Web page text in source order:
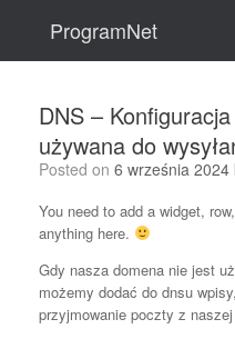
ProgramNet
DNS –
używana do
Posted on 6 września 2024
You need to add a widget,
anything here.
Gdy nasza domena nie jest
możemy dodać do dnsu
przyjmowanie poczty z